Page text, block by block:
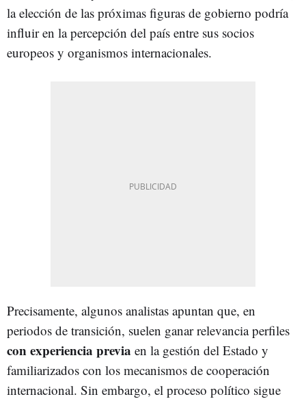
la elección de las próximas figuras de gobierno podría
influir en la percepción del país entre sus socios
europeos y organismos internacionales.
Precisamente, algunos analistas apuntan que, en
periodos de transición, suelen ganar relevancia perfiles
con experiencia previa en la gestión del Estado y
familiarizados con los mecanismos de cooperación
internacional. Sin embargo, el proceso político sigue